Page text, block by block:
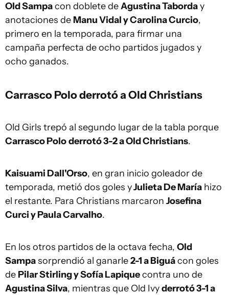
Old Sampacon doblete deAgustina Taborday
anotaciones de Manu Vidal y Carolina Curcio,
primero en la temporada, para firmar una
campaña perfecta de ocho partidos jugados y
ocho ganados.
Carrasco Polo derrotó a Old Christians
Old Girls trepó al segundo lugar de la tabla porque
Carrasco Poloderrotó 3-2 a Old Christians.
Kaisuami Dall'Orso, en gran inicio goleador de
temporada, metió dos goles yJulieta De María hizo
el restante. Para Christians marcaron Josefina
Curci y Paula Carvalho.
En los otros partidos de la octava fecha, Old
Sampasorprendió al ganarle2-1 a Biguácon goles
de Pilar Stirling y Sofía Lapiquecontra uno de
Agustina Silva, mientras que Old Ivyderrotó 3-1 a